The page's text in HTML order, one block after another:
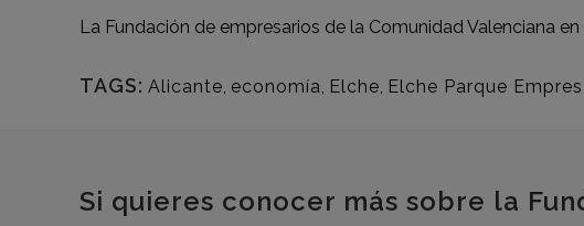
La Fundación de empresarios de la Comunidad Valenciana
TAGS: Alicante economía Elche Elche Parque
Si quieres conocer más sobre la